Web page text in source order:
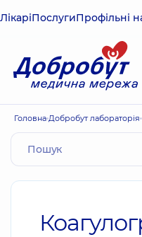
ЛікаріПослугиПрофільні
Головна Добробут лабораторія